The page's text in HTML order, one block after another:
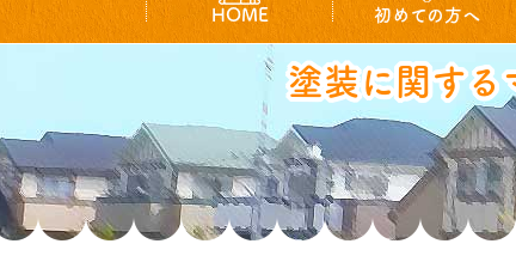
HOME 初めての方へ
塗装に関する